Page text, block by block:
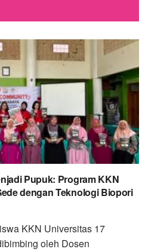
Pupuk: Program KKN
dengan Teknologi Biopori
KKN Universitas 17
oleh Dosen